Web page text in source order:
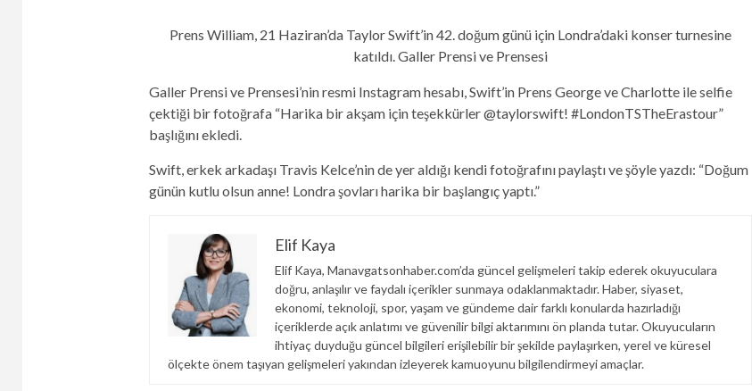
Prens William, 21 Haziran’da Taylor Swift’in 42. doğum günü için Londra’daki konser turnesine
katıldı.Galler Prensi ve Prensesi
Galler Prensi ve Prensesi’nin resmi Instagram hesabı, Swift’in Prens George ve Charlotte ile selfie
çektiği bir fotoğrafa “Harika bir akşam için teşekkürler @taylorswift! #LondonTSTheErastour”
başlığını ekledi.
Swift, erkek arkadaşı Travis Kelce’nin de yer aldığı kendi fotoğrafını paylaştı ve şöyle yazdı: “Doğum
günün kutlu olsun anne! Londra şovları harika bir başlangıç ​​yaptı.”
Elif Kaya
Elif Kaya, Manavgatsonhaber.com’da güncel gelişmeleri takip ederek okuyuculara
doğru, anlaşılır ve faydalı içerikler sunmaya odaklanmaktadır. Haber, siyaset,
ekonomi, teknoloji, spor, yaşam ve gündeme dair farklı konularda hazırladığı
içeriklerde açık anlatımı ve güvenilir bilgi aktarımını ön planda tutar. Okuyucuların
ihtiyaç duyduğu güncel bilgileri erişilebilir bir şekilde paylaşırken, yerel ve küresel
ölçekte önem taşıyan gelişmeleri yakından izleyerek kamuoyunu bilgilendirmeyi amaçlar.